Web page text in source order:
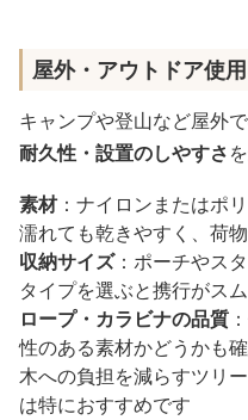
屋外・アウトドア使
キャンプや登山など屋外
耐久性・設置のしやすさ
素材：ナイロンまたはポ
濡れても乾きやすく、荷
収納サイズ：ポーチやス
タイプを選ぶと携行がス
ロープ・カラビナの品質
性のある素材かどうかも確
木への負担を減らすツリ
は特におすすめです